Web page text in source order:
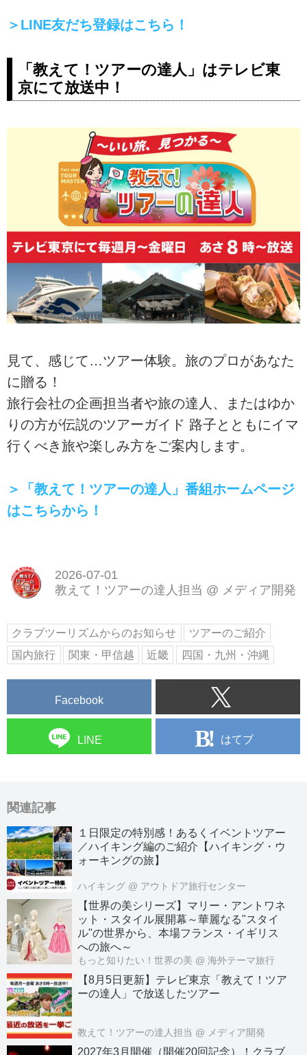
＞LINE友だち登録はこちら！
「教えて！ツアーの達人」はテレビ東
京にて放送中！
見て、感じて…ツアー体験。旅のプロがあなた
に贈る！
旅行会社の企画担当者や旅の達人、またはゆか
りの方が伝説のツアーガイド 路子とともにイマ
行くべき旅や楽しみ方をご案内します。
＞「教えて！ツアーの達人」番組ホームページ
はこちらから！
2026-07-01
教えて！ツアーの達人担当 @ メディア開発
クラブツーリズムからのお知らせ
ツアーのご紹介
国内旅行
関東・甲信越 近畿 四国・九州・沖縄
Facebook
LINE はてブ
関連記事
１日限定の特別感！あるくイベントツアー
／ハイキング編のご紹介【ハイキング・ウ
ォーキングの旅】
ハイキング @ アウトドア旅行センター
【世界の美シリーズ】マリー・アントワネ
ット・スタイル展開幕～華麗なる"スタイ
ル"の世界から、本場フランス・イギリス
への旅へ～
もっと知りたい！世界の美 @ 海外テーマ旅行
【8月5日更新】テレビ東京「教えて！ツア
ーの達人」で放送したツアー
教えて！ツアーの達人担当 @ メディア開発
2027年3月開催（開催20回記念）！クラブ